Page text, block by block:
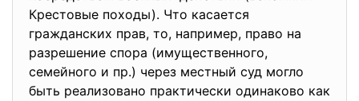
Крестовые походы). Что касается
гражданских прав, то, например, право на
разрешение спора (имущественного,
семейного и пр.) через местный суд могло
быть реализовано практически одинаково как